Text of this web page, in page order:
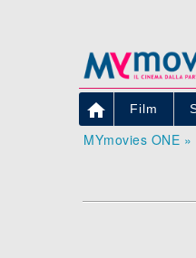
 Film
MYmovies ONE »